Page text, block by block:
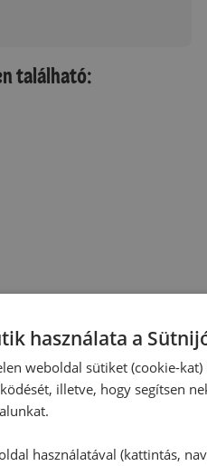
található:
használata a
weboldal sütiket (cookie-
illetve, hogy segítsen
használatával (kattintás,